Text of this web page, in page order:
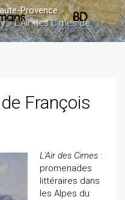
Provence»
»L'Air des Cimes de
François
L'Air des Cimes :
promenades
littéraires dans
les Alpes du